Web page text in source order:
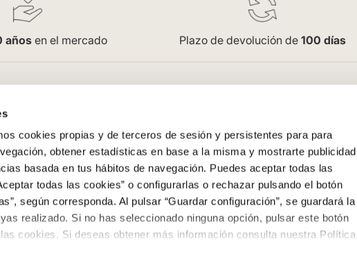
cookies propias y de terceros de sesión y persistentes para para
obtener estadísticas en base a la misma y mostrarte publicidad
basada en tus hábitos de navegación. Puedes aceptar todas las
todas las cookies” o configurarlas o rechazar pulsando el botón
según corresponda. Al pulsar “Guardar configuración”, se guardará la
realizado. Si no has seleccionado ninguna opción, pulsar este botón
cookies. Si deseas obtener más información consulta nuestra Política
añosen el mercado Plazo de devolución de 100 días
Saint Honoré
Acceso Profesionales
Oficinas
Trabaja con nosotros
Contacto
Colowall